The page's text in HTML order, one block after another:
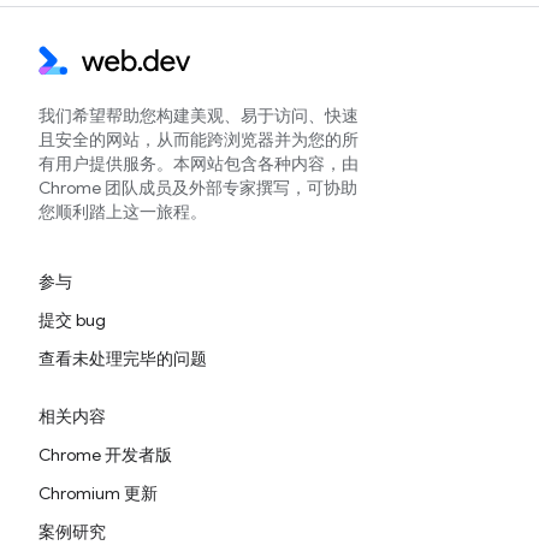
我们希望帮助您构建美观、易于访问、快速
且安全的网站，从而能跨浏览器并为您的所
有用户提供服务。本网站包含各种内容，由
Chrome 团队成员及外部专家撰写，可协助
您顺利踏上这一旅程。
参与
提交 bug
查看未处理完毕的问题
相关内容
Chrome 开发者版
Chromium 更新
案例研究